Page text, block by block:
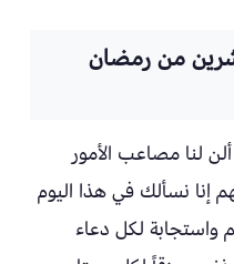
من رمضان
لنا مصاعب الأمور
إنا نسألك في هذا اليوم
لكل دعاء